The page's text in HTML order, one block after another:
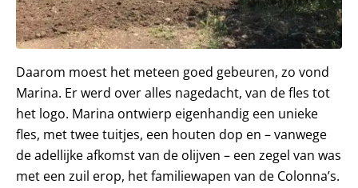
Daarom moest het meteen goed gebeuren, zo vond
Marina. Er werd over alles nagedacht, van de fles tot
het logo. Marina ontwierp eigenhandig een unieke
fles, met twee tuitjes, een houten dop en – vanwege
de adellijke afkomst van de olijven – een zegel van was
met een zuil erop, het familiewapen van de Colonna’s.